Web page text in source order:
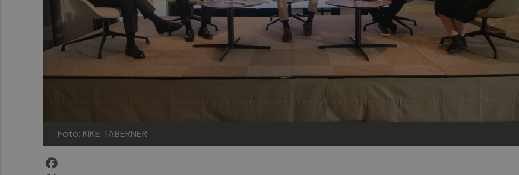
Foto: KIKE TABERNER